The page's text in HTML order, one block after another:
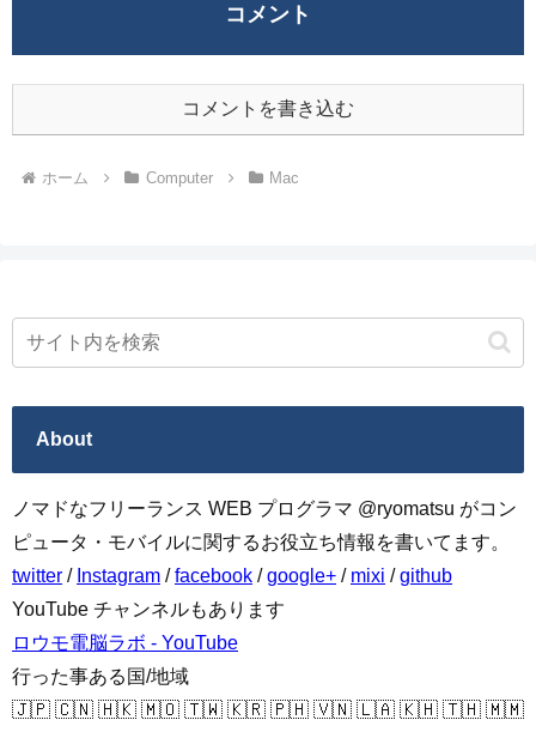
コメント
コメントを書き込む
ホーム Computer Mac
About
ノマドなフリーランス WEB プログラマ @ryomatsu がコン
ピュータ・モバイルに関するお役立ち情報を書いてます。
twitter / Instagram /facebook /google+ / mixi /github
YouTube チャンネルもあります
ロウモ電脳ラボ - YouTube
行った事ある国/地域
🇯🇵 🇨🇳 🇭🇰 🇲🇴 🇹🇼 🇰🇷 🇵🇭 🇻🇳 🇱🇦 🇰🇭 🇹🇭 🇲🇲